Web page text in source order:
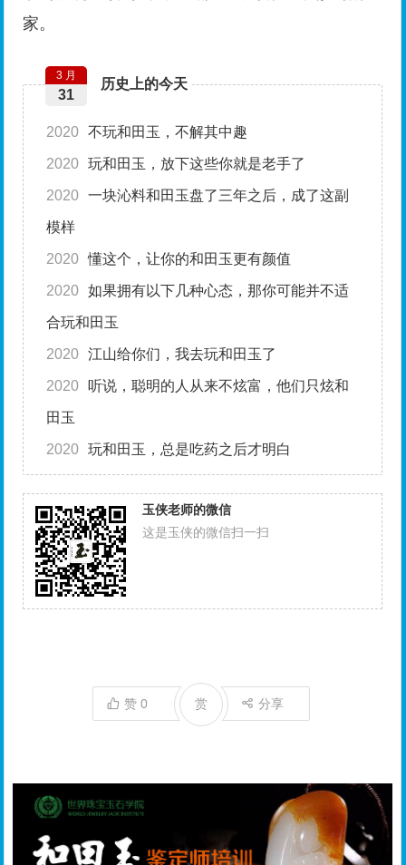
家。
历史上的今天
3 月
31
2020 不玩和田玉，不解其中趣
2020 玩和田玉，放下这些你就是老手了
2020 一块沁料和田玉盘了三年之后，成了这副
模样
2020 懂这个，让你的和田玉更有颜值
2020 如果拥有以下几种心态，那你可能并不适
合玩和田玉
2020 江山给你们，我去玩和田玉了
2020 听说，聪明的人从来不炫富，他们只炫和
田玉
2020 玩和田玉，总是吃药之后才明白
玉侠老师的微信
这是玉侠的微信扫一扫
赞0 分享
赏